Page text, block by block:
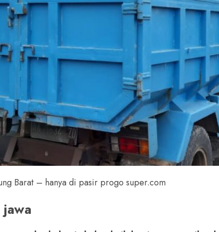
Barat – hanya di pasir progo super.com